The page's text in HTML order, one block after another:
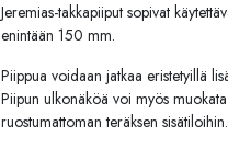
Jeremias-takkapiiput sopivat
enintään 150 mm.
Piippua voidaan jatkaa eristetyillä
Piipun ulkonäköä voi myös
ruostumattoman teräksen